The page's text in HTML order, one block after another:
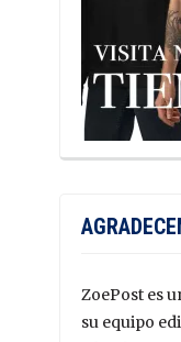
ZoePost es
su equipo